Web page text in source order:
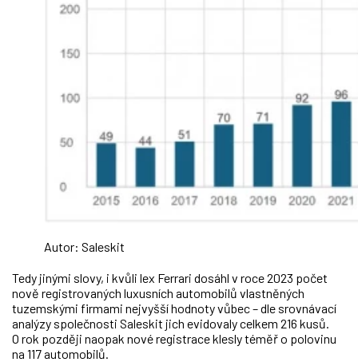
Autor: Saleskit
Tedy jinými slovy, i kvůli lex Ferrari dosáhl v roce 2023 počet
nově registrovaných luxusních automobilů vlastněných
tuzemskými firmami nejvyšší hodnoty vůbec– dle srovnávací
analýzy společnosti Saleskit jich evidovaly celkem 216 kusů.
O rok později naopak nové registrace klesly téměř o polovinu
na 117 automobilů.